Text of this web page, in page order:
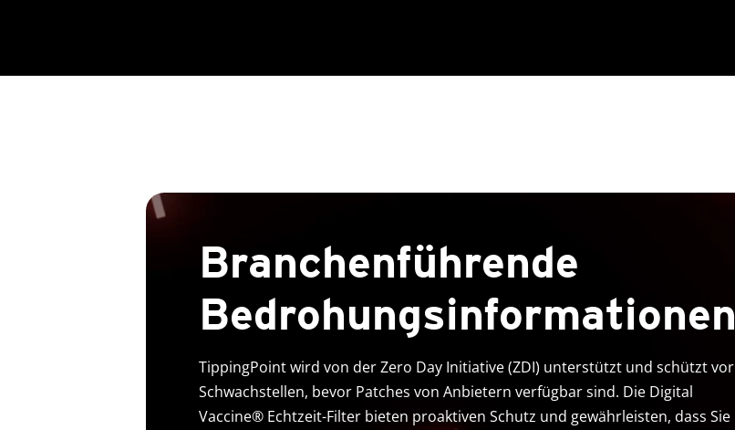
Branchenführende
Bedrohungsinformationen
TippingPoint wird von der Zero Day Initiative (ZDI) unterstützt und schützt vor
Schwachstellen, bevor Patches von Anbietern verfügbar sind. Die Digital
Vaccine® Echtzeit-Filter bieten proaktiven Schutz und gewährleisten, dass Sie